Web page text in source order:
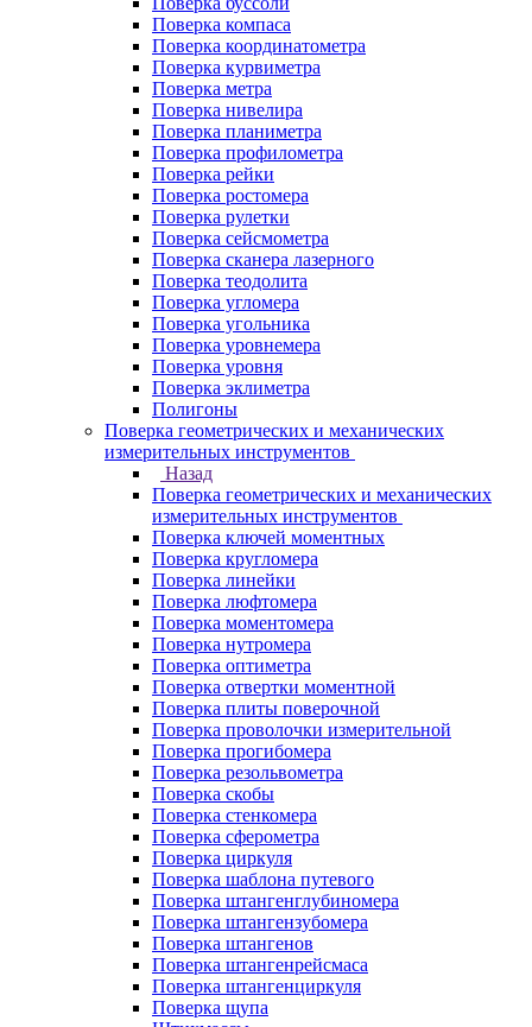
Поверка компаса
Поверка координатометра
Поверка курвиметра
Поверка метра
Поверка нивелира
Поверка планиметра
Поверка профилометра
Поверка рейки
Поверка ростомера
Поверка рулетки
Поверка сейсмометра
Поверка сканера лазерного
Поверка теодолита
Поверка угломера
Поверка угольника
Поверка уровнемера
Поверка уровня
Поверка эклиметра
Полигоны
Поверка геометрических и механических
измерительных инструментов
Назад
Поверка геометрических и механических
измерительных инструментов
Поверка ключей моментных
Поверка кругломера
Поверка линейки
Поверка люфтомера
Поверка моментомера
Поверка нутромера
Поверка оптиметра
Поверка отвертки моментной
Поверка плиты поверочной
Поверка проволочки измерительной
Поверка прогибомера
Поверка резольвометра
Поверка скобы
Поверка стенкомера
Поверка сферометра
Поверка циркуля
Поверка шаблона путевого
Поверка штангенглубиномера
Поверка штангензубомера
Поверка штангенов
Поверка штангенрейсмаса
Поверка штангенциркуля
Поверка щупа